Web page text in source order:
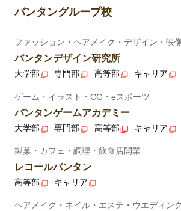
バンタングループ校
ファッション・ヘアメイク・デザイン・映
バンタンデザイン研究所
大学部 専門部 高等部 キャリア
ゲーム・イラスト・CG・eスポーツ
バンタンゲームアカデミー
大学部 専門部 高等部 キャリア
製菓・カフェ・調理・飲食店開業
レコールバンタン
高等部 キャリア
ヘアメイク・ネイル・エステ・ウエディン